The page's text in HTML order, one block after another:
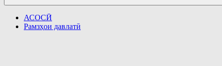
АСОСӢ
Рамзҳои давлатӣ